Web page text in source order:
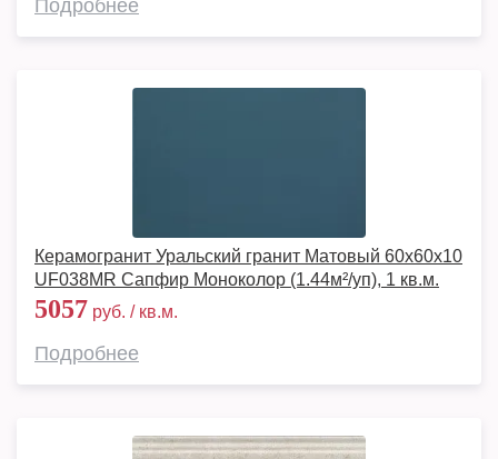
Подробнее
Керамогранит Уральский гранит Матовый 60x60x10
UF038MR Сапфир Моноколор (1.44м²/уп), 1 кв.м.
5057 руб. / кв.м.
Подробнее